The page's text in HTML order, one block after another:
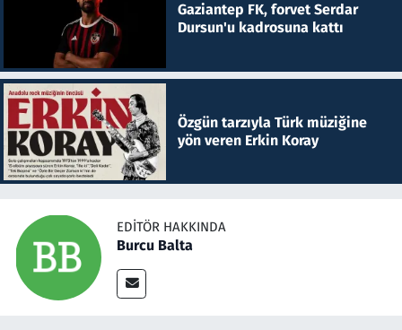
Gaziantep FK, forvet Serdar
Dursun'u kadrosuna kattı
Özgün tarzıyla Türk müziğine
yön veren Erkin Koray
EDITÖR HAKKINDA
Burcu Balta